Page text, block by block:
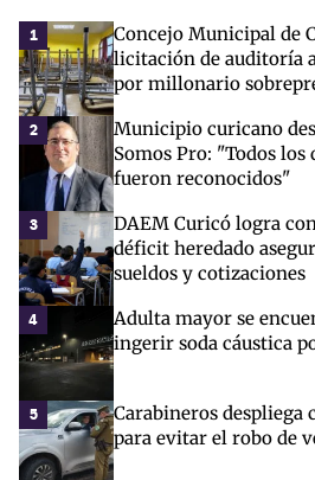
1
Concejo Municipal de
licitación de auditoría
por millonario
2
Municipio curicano
Somos Pro: "Todos los
fueron reconocidos"
3
DAEM Curicó logra
déficit heredado
sueldos y cotizaciones
4
Adulta mayor se
ingerir soda cáustica
5
Carabineros despliega
para evitar el robo de